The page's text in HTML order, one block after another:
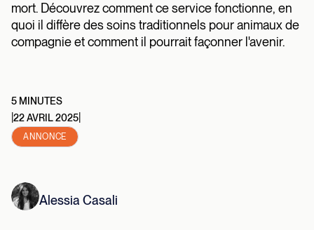
mort. Découvrez comment ce service fonctionne, en
quoi il diffère des soins traditionnels pour animaux de
compagnie et comment il pourrait façonner l'avenir.
5 MINUTES
22 AVRIL 2025
ANNONCE
Alessia Casali